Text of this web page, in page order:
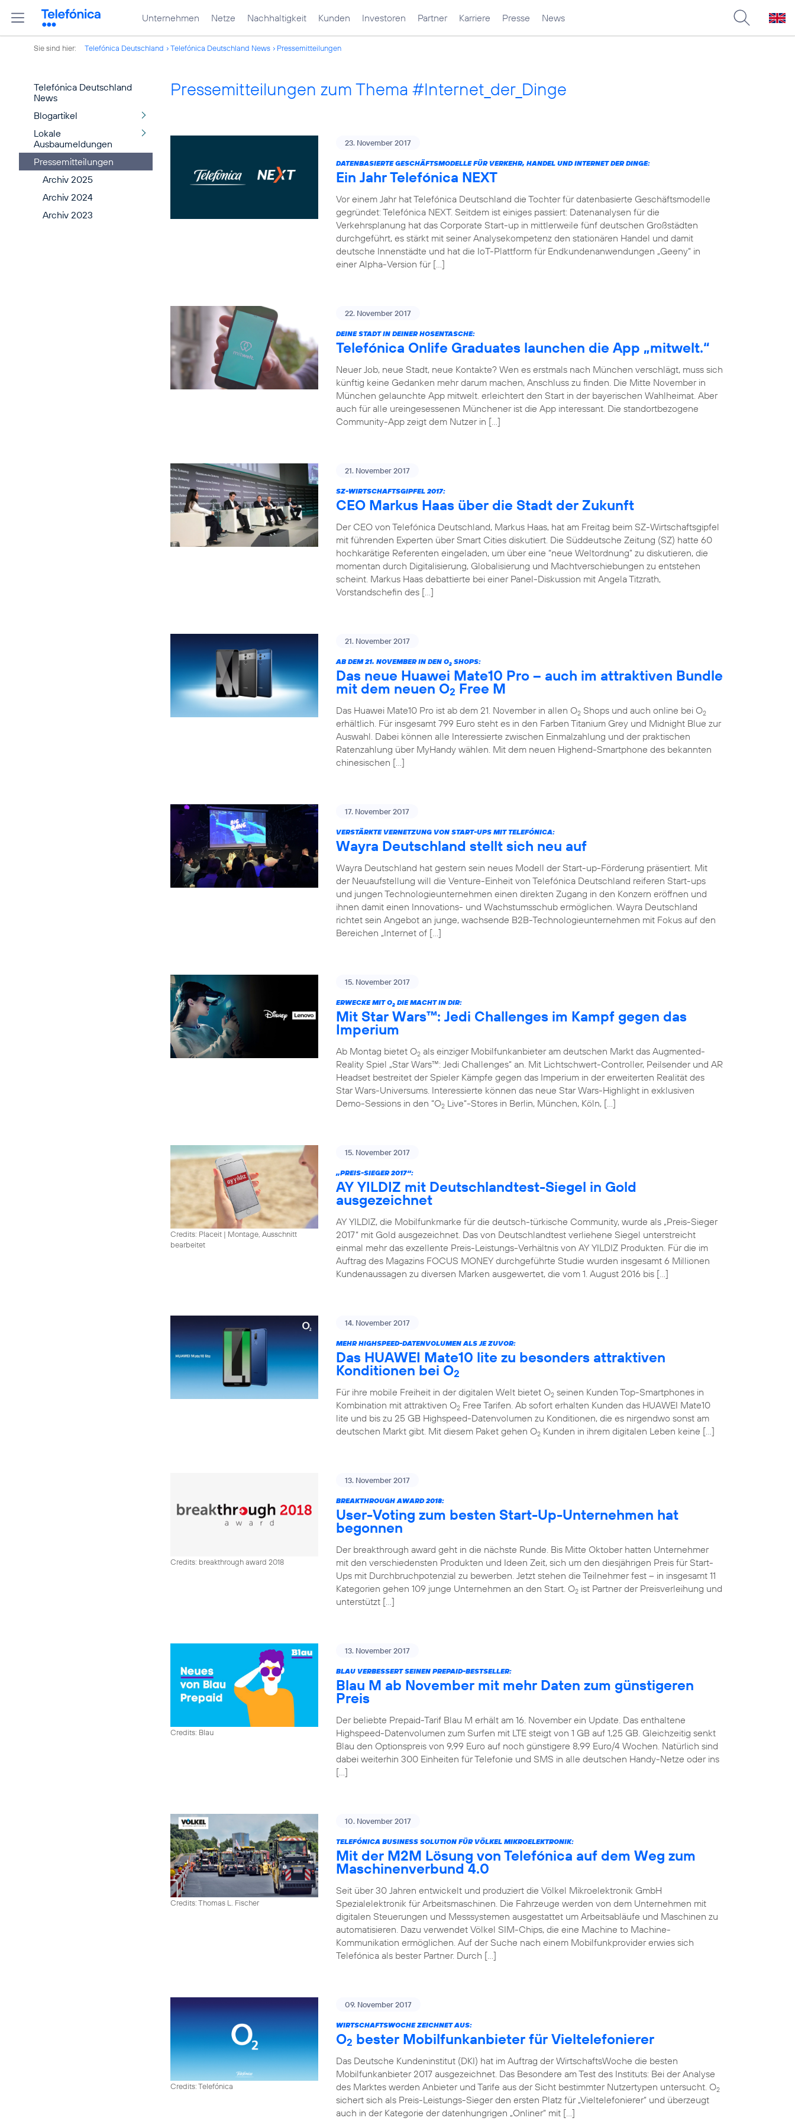
Unternehmen Netze Nachhaltigkeit Kunden Investoren Partner Karriere Presse News
Sie sind hier: Telefónica Deutschland Telefónica Deutschland News Pressemitteilungen
Telefónica Deutschland
News
Blogartikel
Lokale
Ausbaumeldungen
Pressemitteilungen
Archiv 2025
Archiv 2024
Archiv 2023
Pressemitteilungen zum Thema #Internet_der_Dinge
23. November 2017
DATENBASIERTE GESCHÄFTSMODELLE FÜR VERKEHR, HANDEL UND INTERNET DER DINGE:
Ein Jahr Telefónica NEXT
Vor einem Jahr hat Telefónica Deutschland die Tochter für datenbasierte Geschäftsmodelle
gegründet: Telefónica NEXT. Seitdem ist einiges passiert: Datenanalysen für die
Verkehrsplanung hat das Corporate Start-up in mittlerweile fünf deutschen Großstädten
durchgeführt, es stärkt mit seiner Analysekompetenz den stationären Handel und damit
deutsche Innenstädte und hat die IoT-Plattform für Endkundenanwendungen „Geeny“ in
einer Alpha-Version für […]
22. November 2017
DEINE STADT IN DEINER HOSENTASCHE:
Telefónica Onlife Graduates launchen die App „mitwelt.“
Neuer Job, neue Stadt, neue Kontakte? Wen es erstmals nach München verschlägt, muss sich
künftig keine Gedanken mehr darum machen, Anschluss zu finden. Die Mitte November in
München gelaunchte App mitwelt. erleichtert den Start in der bayerischen Wahlheimat. Aber
auch für alle ureingesessenen Münchener ist die App interessant. Die standortbezogene
Community-App zeigt dem Nutzer in […]
21. November 2017
SZ-WIRTSCHAFTSGIPFEL 2017:
CEO Markus Haas über die Stadt der Zukunft
Der CEO von Telefónica Deutschland, Markus Haas, hat am Freitag beim SZ-Wirtschaftsgipfel
mit führenden Experten über Smart Cities diskutiert. Die Süddeutsche Zeitung (SZ) hatte 60
hochkarätige Referenten eingeladen, um über eine “neue Weltordnung” zu diskutieren, die
momentan durch Digitalisierung, Globalisierung und Machtverschiebungen zu entstehen
scheint. Markus Haas debattierte bei einer Panel-Diskussion mit Angela Titzrath,
Vorstandschefin des […]
21. November 2017
AB DEM 21. NOVEMBER IN DEN O2 SHOPS:
Das neue Huawei Mate10 Pro – auch im attraktiven Bundle
mit dem neuen O2 Free M
Das Huawei Mate10 Pro ist ab dem 21. November in allen O2 Shops und auch online bei O2
erhältlich. Für insgesamt 799 Euro steht es in den Farben Titanium Grey und Midnight Blue zur
Auswahl. Dabei können alle Interessierte zwischen Einmalzahlung und der praktischen
Ratenzahlung über MyHandy wählen. Mit dem neuen Highend-Smartphone des bekannten
chinesischen […]
17. November 2017
VERSTÄRKTE VERNETZUNG VON START-UPS MIT TELEFÓNICA:
Wayra Deutschland stellt sich neu auf
Wayra Deutschland hat gestern sein neues Modell der Start-up-Förderung präsentiert. Mit
der Neuaufstellung will die Venture-Einheit von Telefónica Deutschland reiferen Start-ups
und jungen Technologieunternehmen einen direkten Zugang in den Konzern eröffnen und
ihnen damit einen Innovations- und Wachstumsschub ermöglichen. Wayra Deutschland
richtet sein Angebot an junge, wachsende B2B-Technologieunternehmen mit Fokus auf den
Bereichen „Internet of […]
15. November 2017
ERWECKE MIT O2 DIE MACHT IN DIR:
Mit Star Wars™: Jedi Challenges im Kampf gegen das
Imperium
Ab Montag bietet O2 als einziger Mobilfunkanbieter am deutschen Markt das Augmented-
Reality Spiel „Star Wars™: Jedi Challenges“ an. Mit Lichtschwert-Controller, Peilsender und AR
Headset bestreitet der Spieler Kämpfe gegen das Imperium in der erweiterten Realität des
Star Wars-Universums. Interessierte können das neue Star Wars-Highlight in exklusiven
Demo-Sessions in den “O2 Live“-Stores in Berlin, München, Köln, […]
Credits: Placeit | Montage, Ausschnitt
bearbeitet
15. November 2017
„PREIS-SIEGER 2017“:
AY YILDIZ mit Deutschlandtest-Siegel in Gold
ausgezeichnet
AY YILDIZ, die Mobilfunkmarke für die deutsch-türkische Community, wurde als „Preis-Sieger
2017“ mit Gold ausgezeichnet. Das von Deutschlandtest verliehene Siegel unterstreicht
einmal mehr das exzellente Preis-Leistungs-Verhältnis von AY YILDIZ Produkten. Für die im
Auftrag des Magazins FOCUS MONEY durchgeführte Studie wurden insgesamt 6 Millionen
Kundenaussagen zu diversen Marken ausgewertet, die vom 1. August 2016 bis […]
14. November 2017
MEHR HIGHSPEED-DATENVOLUMEN ALS JE ZUVOR:
Das HUAWEI Mate10 lite zu besonders attraktiven
Konditionen bei O2
Für ihre mobile Freiheit in der digitalen Welt bietet O2 seinen Kunden Top-Smartphones in
Kombination mit attraktiven O2 Free Tarifen. Ab sofort erhalten Kunden das HUAWEI Mate10
lite und bis zu 25 GB Highspeed-Datenvolumen zu Konditionen, die es nirgendwo sonst am
deutschen Markt gibt. Mit diesem Paket gehen O2 Kunden in ihrem digitalen Leben keine […]
Credits: breakthrough award 2018
13. November 2017
BREAKTHROUGH AWARD 2018:
User-Voting zum besten Start-Up-Unternehmen hat
begonnen
Der breakthrough award geht in die nächste Runde. Bis Mitte Oktober hatten Unternehmer
mit den verschiedensten Produkten und Ideen Zeit, sich um den diesjährigen Preis für Start-
Ups mit Durchbruchpotenzial zu bewerben. Jetzt stehen die Teilnehmer fest – in insgesamt 11
Kategorien gehen 109 junge Unternehmen an den Start. O2 ist Partner der Preisverleihung und
unterstützt […]
Credits: Blau
13. November 2017
BLAU VERBESSERT SEINEN PREPAID-BESTSELLER:
Blau M ab November mit mehr Daten zum günstigeren
Preis
Der beliebte Prepaid-Tarif Blau M erhält am 16. November ein Update. Das enthaltene
Highspeed-Datenvolumen zum Surfen mit LTE steigt von 1 GB auf 1,25 GB. Gleichzeitig senkt
Blau den Optionspreis von 9,99 Euro auf noch günstigere 8,99 Euro/4 Wochen. Natürlich sind
dabei weiterhin 300 Einheiten für Telefonie und SMS in alle deutschen Handy-Netze oder ins
[…]
Credits: Thomas L. Fischer
10. November 2017
TELEFÓNICA BUSINESS SOLUTION FÜR VÖLKEL MIKROELEKTRONIK:
Mit der M2M Lösung von Telefónica auf dem Weg zum
Maschinenverbund 4.0
Seit über 30 Jahren entwickelt und produziert die Völkel Mikroelektronik GmbH
Spezialelektronik für Arbeitsmaschinen. Die Fahrzeuge werden von dem Unternehmen mit
digitalen Steuerungen und Messsystemen ausgestattet um Arbeitsabläufe und Maschinen zu
automatisieren. Dazu verwendet Völkel SIM-Chips, die eine Machine to Machine-
Kommunikation ermöglichen. Auf der Suche nach einem Mobilfunkprovider erwies sich
Telefónica als bester Partner. Durch […]
Credits: Telefónica
09. November 2017
WIRTSCHAFTSWOCHE ZEICHNET AUS:
O2 bester Mobilfunkanbieter für Vieltelefonierer
Das Deutsche Kundeninstitut (DKI) hat im Auftrag der WirtschaftsWoche die besten
Mobilfunkanbieter 2017 ausgezeichnet. Das Besondere am Test des Instituts: Bei der Analyse
des Marktes werden Anbieter und Tarife aus der Sicht bestimmter Nutzertypen untersucht. O2
sichert sich als Preis-Leistungs-Sieger den ersten Platz für „Vieltelefonierer“ und überzeugt
auch in der Kategorie der datenhungrigen „Onliner“ mit […]